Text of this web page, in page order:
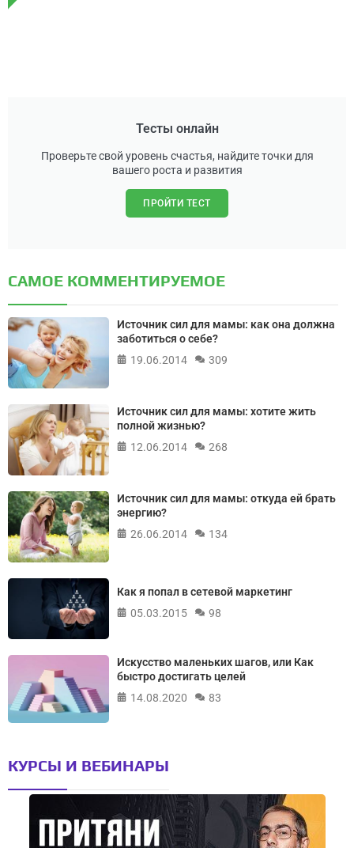
Тесты онлайн
Проверьте свой уровень счастья, найдите точки для
вашего роста и развития
ПРОЙТИ ТЕСТ
САМОЕ КОММЕНТИРУЕМОЕ
Источник сил для мамы: как она должна
заботиться о себе?
19.06.2014
309
Источник сил для мамы: хотите жить
полной жизнью?
12.06.2014
268
Источник сил для мамы: откуда ей брать
энергию?
26.06.2014
134
Как я попал в сетевой маркетинг
05.03.2015
98
Искусство маленьких шагов, или Как
быстро достигать целей
14.08.2020
83
КУРСЫ И ВЕБИНАРЫ